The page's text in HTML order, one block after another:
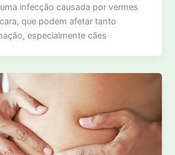
infecção causada por vermes
que podem afetar tanto
especialmente cães